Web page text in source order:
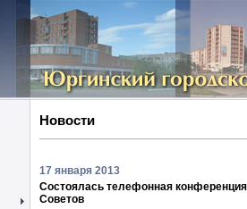
Новости
17 января 2013
Состоялась телефонная
Советов